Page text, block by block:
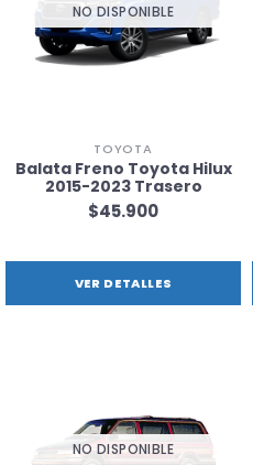
NO DISPONIBLE
TOYOTA
Balata Freno Toyota Hilux
2015-2023 Trasero
$45.900
VER DETALLES
NO DISPONIBLE